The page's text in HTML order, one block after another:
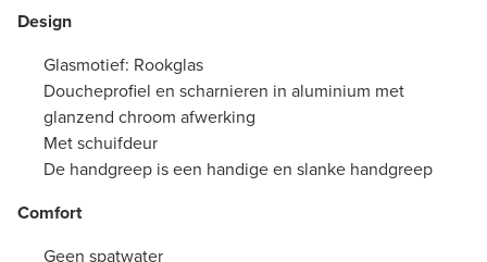
Design
Glasmotief: Rookglas
Doucheprofiel en scharnieren in aluminium met
glanzend chroom afwerking
Met schuifdeur
De handgreep is een handige en slanke handgreep
Comfort
Geen spatwater